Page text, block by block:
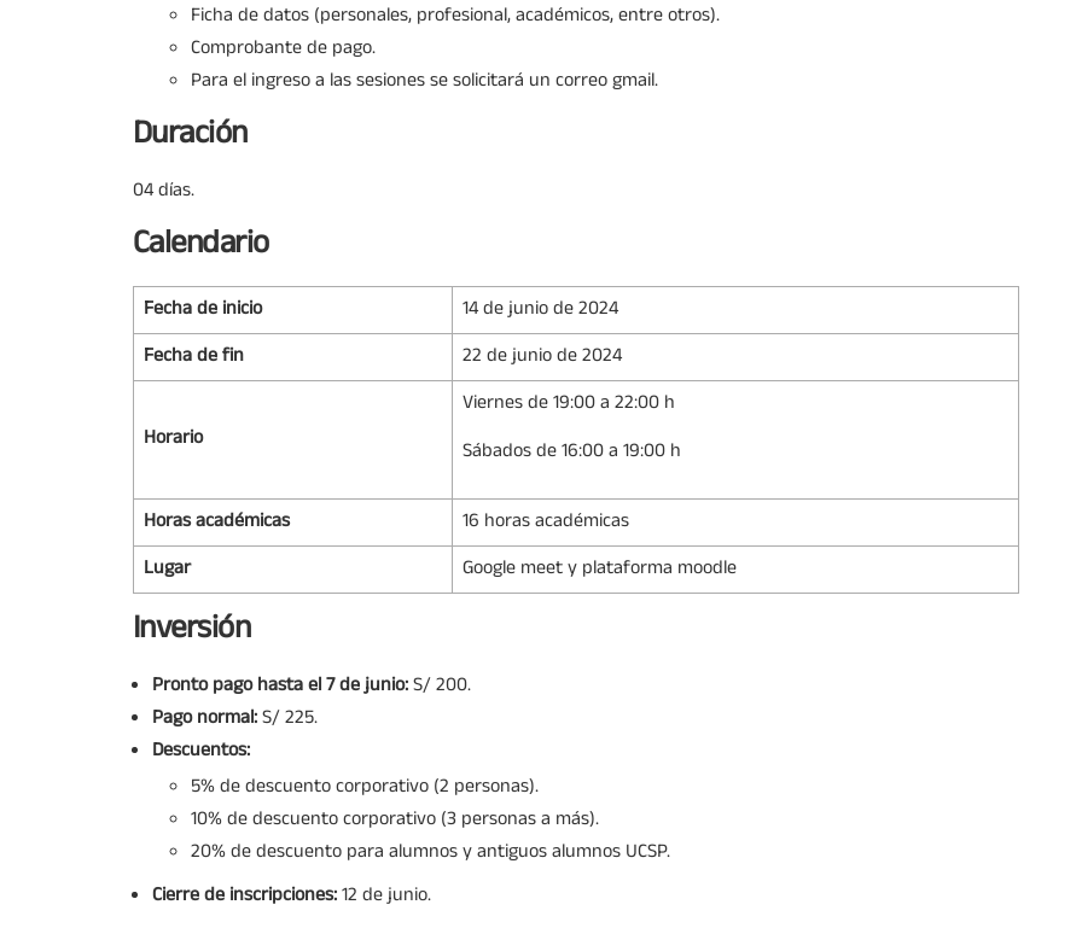
Ficha de datos (personales, profesional, académicos, entre otros).
Comprobante de pago.
Para el ingreso a las sesiones se solicitará un correo gmail.
Duración
04 días.
Calendario
Fecha de inicio
14 de junio de 2024
Fecha de fin
22 de junio de 2024
Horario
Viernes de 19:00 a 22:00 h
Sábados de 16:00 a 19:00 h
Horas académicas
16 horas académicas
Lugar
Google meet y plataforma moodle
Inversión
Pronto pago hasta el 7 de junio:S/ 200.
Pago normal:S/ 225.
Descuentos:
5% de descuento corporativo (2 personas).
10% de descuento corporativo (3 personas a más).
20% de descuento para alumnos y antiguos alumnos UCSP.
Cierre de inscripciones:12 de junio.